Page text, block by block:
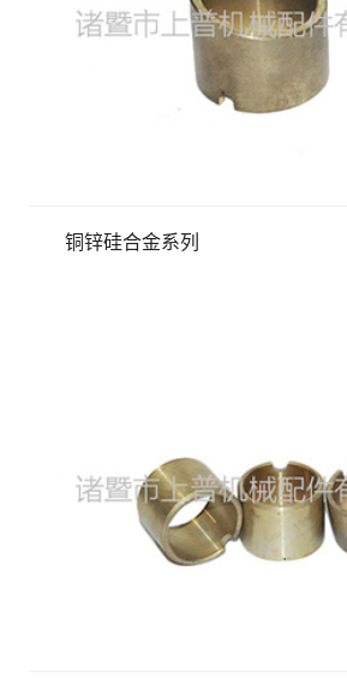
铜锌硅合金系列